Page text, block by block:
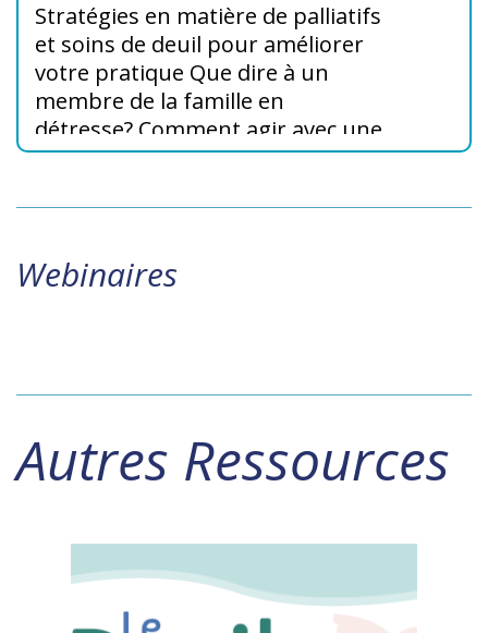
Stratégies en matière de palliatifs
et soins de deuil pour améliorer
votre pratique Que dire à un
membre de la famille en
détresse? Comment agir avec une
famille qui rejette mes conseils
d’une intervention qui ne s’est
voulu? Comment dire à une
Webinaires
Autres Ressources